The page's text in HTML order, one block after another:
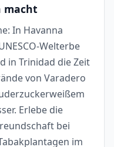
macht
In Havanna
Welterbe
in Trinidad die Zeit
von Varadero
Erlebe die
bei
im